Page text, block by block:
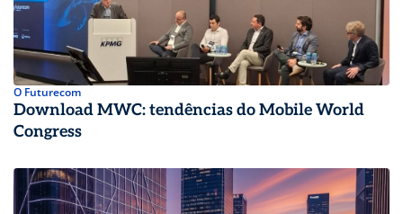
O Futurecom
Download MWC: tendências do Mobile World
Congress